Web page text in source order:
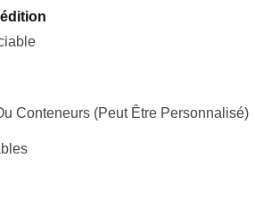
Conteneurs (peut Être Personnalisé)